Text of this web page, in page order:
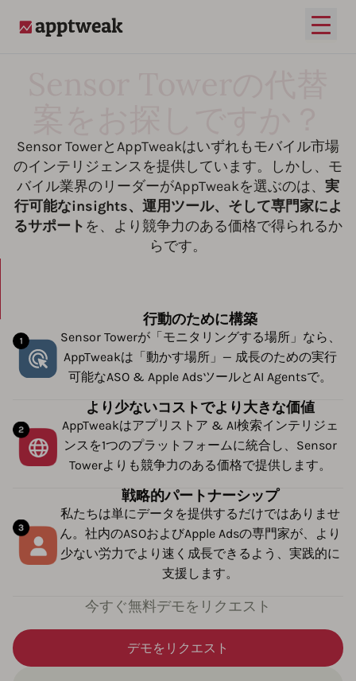
メイ
Sensor TowerとAppTweakはいずれもモバイル市場
のインテリジェンスを提供しています。しかし、モ
バイル業界のリーダーがAppTweakを選ぶのは、 実
行可能なinsights、運用ツール、そして専門家によ
るサポート を、より競争力のある価格で得られるか
らです。
行動のために構築
Sensor Towerが「モニタリングする場所」なら、
AppTweakは「動かす場所」— 成長のための実行
可能なASO & Apple AdsツールとAI Agentsで。
より少ないコストでより大きな価値
AppTweakはアプリストア & AI検索インテリジェ
ンスを1つのプラットフォームに統合し、Sensor
Towerよりも競争力のある価格で提供します。
戦略的パートナーシップ
私たちは単にデータを提供するだけではありませ
ん。社内のASOおよびApple Adsの専門家が、より
少ない労力でより速く成長できるよう、実践的に
支援します。
今すぐ無料デモをリクエスト
デモをリクエスト